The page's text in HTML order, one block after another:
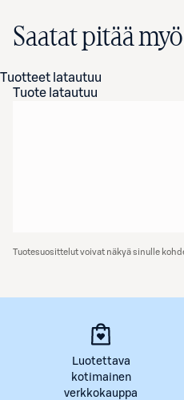
Saatat pitää
Tuotteet latautuu
Tuote latautuu
Tuotesuosittelut voivat näkyä sinulle
Luotettava
kotimainen
verkkokauppa